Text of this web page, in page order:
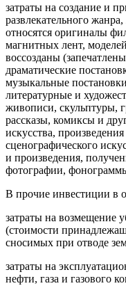
затраты на создание и
развлекательного
относятся оригиналы
магнитных лент,
воссозданы
драматические
музыкальные
литературные и
живописи, скульптуры,
рассказы, комиксы и
искусства,
сценографического
и произведения,
фотографии,
В прочие инвестиции в
затраты на возмещение
(стоимости
сносимых при отводе
затраты на
нефти, газа и газового